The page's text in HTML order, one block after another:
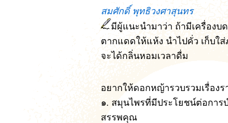
สมศักดิ์ พุทธิวงศาสุนทร
มีผู้แนะนำมาว่า ถ้ามีเครื่องบ
ตากแดดให้แห้ง นำไปคั่ว เก็บใ
จะได้กลิ่นหอมเวลาดื่ม
อยากให้ดอกหญ้ารวบรวมเรื่องร
๑. สมุนไพรที่มีประโยชน์ต่อการ
สรรพคุณ